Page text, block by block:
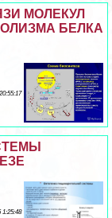
МОЛЕКУЛ
БЕЛКА
1:25:48